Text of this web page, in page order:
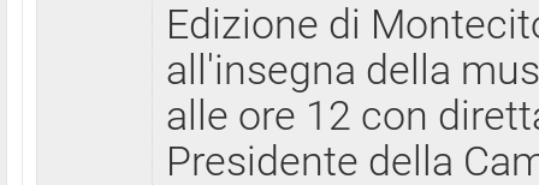
Edizione di
all'insegna della
alle ore 12 con
Presidente della